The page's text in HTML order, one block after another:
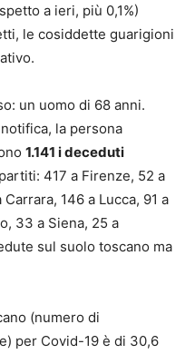
a ieri, più 0,1%)
le cosiddette guarigioni
un uomo di 68 anni.
la persona
1.141 i deceduti
417 a Firenze, 52 a
146 a Lucca, 91 a
33 a Siena, 25 a
sul suolo toscano ma
(numero di
per Covid-19 è di 30,6